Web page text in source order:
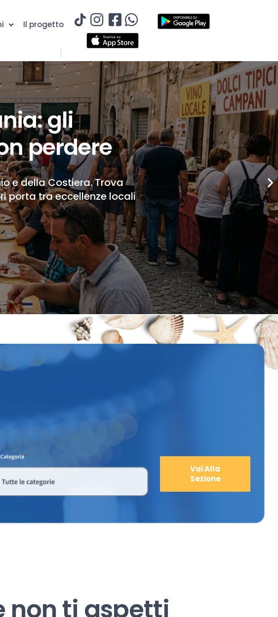
Il progetto
gli
perdere
e della Costiera. Trova
porta tra eccellenze locali
Vai Alla
Sezione
non ti aspetti